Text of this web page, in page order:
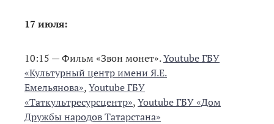
17 июля:
10:15 — Фильм «Звон монет».Youtube ГБУ
«Культурный центр имени Я.Е.
Емельянова»,Youtube ГБУ
«Таткультресурсцентр»,Youtube ГБУ «Дом
Дружбы народов Татарстана»